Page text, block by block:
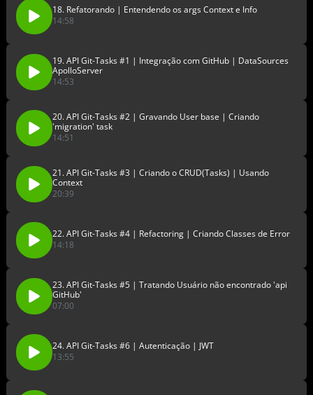
18. Refatorando | Entendendo os args Context e Info
14:58
19. API Git-Tasks #1 | Integração com GitHub | DataSources
ApolloServer
14:53
20. API Git-Tasks #2 | Gravando User base | Criando
'migration' task
14:51
21. API Git-Tasks #3 | Criando o CRUD(Tasks) | Usando
Context
20:39
22. API Git-Tasks #4 | Refactoring | Criando Classes de Error
14:18
23. API Git-Tasks #5 | Tratando Usuário não encontrado 'api
GitHub'
07:00
24. API Git-Tasks #6 | Autenticação | JWT
13:55